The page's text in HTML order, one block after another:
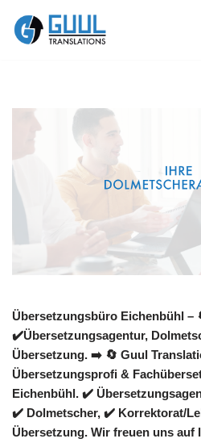
Zum
Übersetzungsbüro Eichenbühl –
✔️Übersetzungsagentur,
Übersetzung. ➡️ 🔄 Guul
Übersetzungsprofi &
Eichenbühl. ✔️
✔️ Dolmetscher, ✔️ Korrektorat/
Übersetzung. Wir freuen uns auf